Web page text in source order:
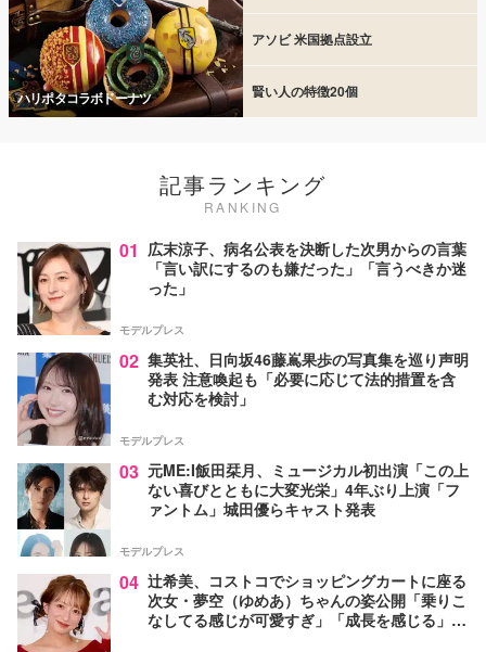
ハリポタコラボドーナツ
アソビ 米国拠点設立
賢い人の特徴20個
記事ランキング
RANKING
01 広末涼子、病名公表を決断した次男からの言葉
「言い訳にするのも嫌だった」「言うべきか迷
った」
モデルプレス
02 集英社、日向坂46藤嶌果歩の写真集を巡り声明
発表 注意喚起も「必要に応じて法的措置を含
む対応を検討」
モデルプレス
03 元ME:I飯田栞月、ミュージカル初出演「この上
ない喜びとともに大変光栄」4年ぶり上演「フ
ァントム」城田優らキャスト発表
モデルプレス
04 辻希美、コストコでショッピングカートに座る
次女・夢空（ゆめあ）ちゃんの姿公開「乗りこ
なしてる感じが可愛すぎ」「成長を感じる」の